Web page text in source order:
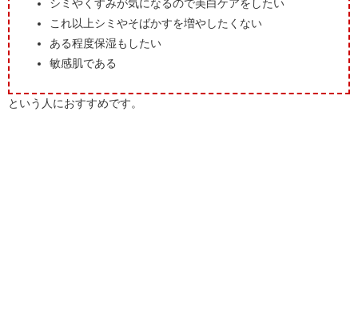
シミやくすみが気になるので美白ケアをしたい
これ以上シミやそばかすを増やしたくない
ある程度保湿もしたい
敏感肌である
という人におすすめです。